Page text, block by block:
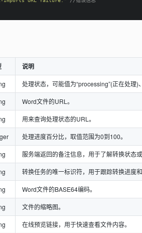
说明
处理状态，可能值为“processing”(正在处理)
Word文件的URL。
用来查询处理状态的URL。
处理进度百分比，取值范围为0到100。
服务端返回的备注信息，用于了解转换状态
转换任务的唯一标识符，用于跟踪转换进度
Word文件的BASE64编码。
文件的缩略图。
在线预览链接，用于快速查看文件内容。